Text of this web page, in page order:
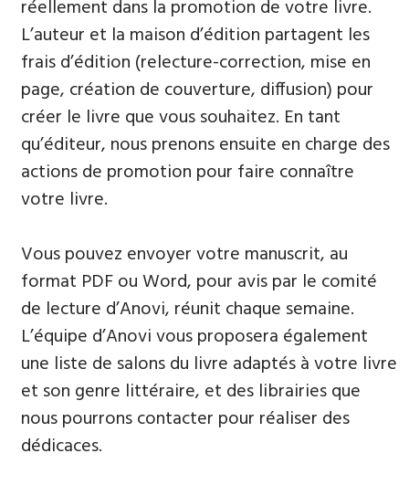
réellement dans la promotion de votre livre.
L’auteur et la maison d’édition partagent les
frais d’édition (relecture-correction, mise en
page, création de couverture, diffusion) pour
créer le livre que vous souhaitez. En tant
qu’éditeur, nous prenons ensuite en charge des
actions de promotion pour faire connaître
votre livre.
Vous pouvez envoyer votre manuscrit, au
format PDF ou Word, pour avis par le comité
de lecture d’Anovi, réunit chaque semaine.
L’équipe d’Anovi vous proposera également
une liste de salons du livre adaptés à votre livre
et son genre littéraire, et des librairies que
nous pourrons contacter pour réaliser des
dédicaces.